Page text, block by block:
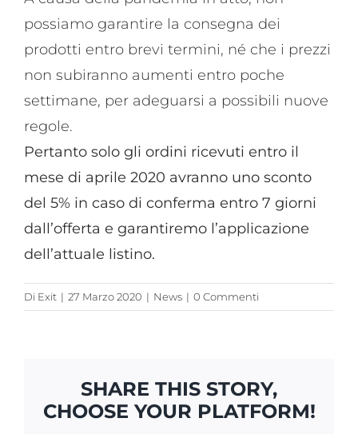
possiamo garantire la consegna dei
prodotti entro brevi termini, né che i prezzi
non subiranno aumenti entro poche
settimane, per adeguarsi a possibili nuove
regole.
Pertanto solo gli ordini ricevuti entro il
mese di aprile 2020 avranno uno sconto
del 5% in caso di conferma entro 7 giorni
dall’offerta e garantiremo l’applicazione
dell’attuale listino.
Di Exit | 27 Marzo 2020 | News | 0 Commenti
SHARE THIS STORY,
CHOOSE YOUR PLATFORM!